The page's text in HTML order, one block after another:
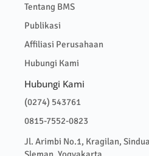
Tentang BMS
Publikasi
Affiliasi Perusahaan
Hubungi Kami
Hubungi Kami
(0274) 543761
0815-7552-0823
Jl. Arimbi No.1, Kragilan,